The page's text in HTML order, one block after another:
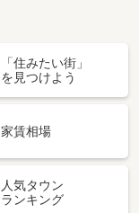
「住みたい街」
を見つけよう
家賃相場
人気タウン
ランキング